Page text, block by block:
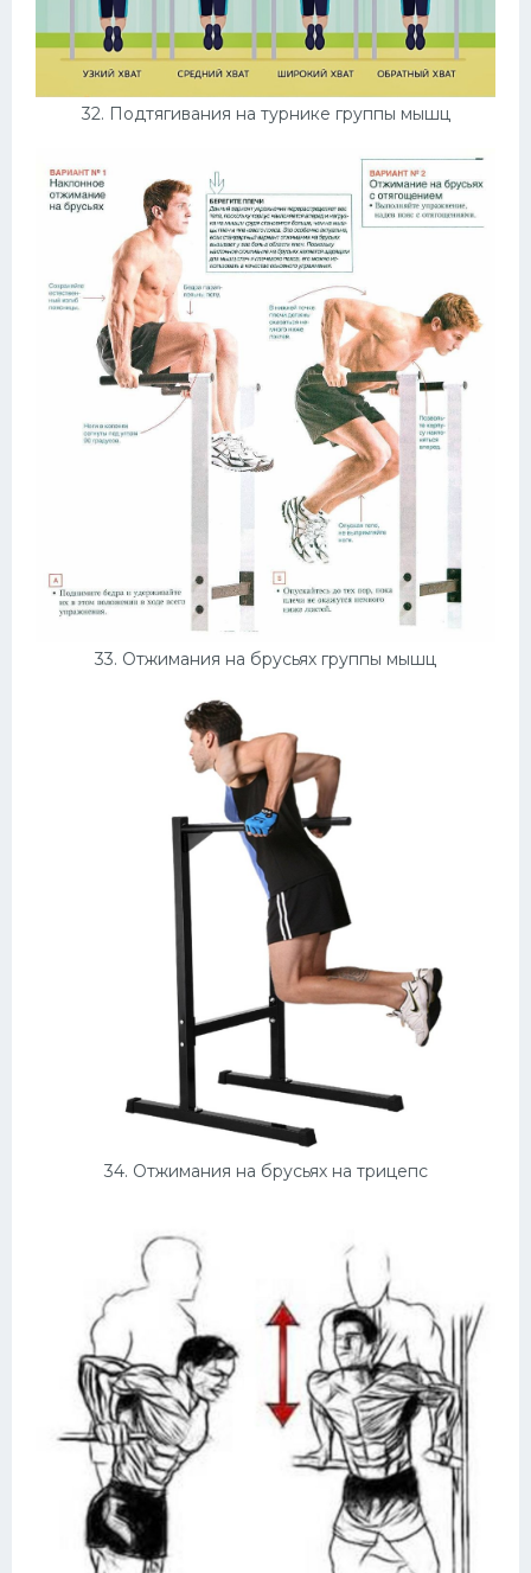
32. Подтягивания на турнике группы мышц
33. Отжимания на брусьях группы мышц
34. Отжимания на брусьях на трицепс